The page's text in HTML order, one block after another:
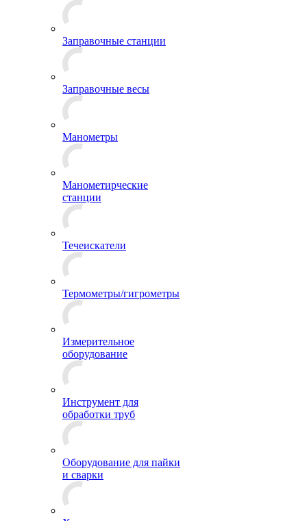
Заправочные станции
Заправочные весы
Манометры
Манометирческие
станции
Течеискатели
Термометры/гигрометры
Измерительное
оборудование
Инструмент для
обработки труб
Оборудование для пайки
и сварки